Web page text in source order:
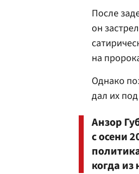
После
он
на
Однако
дал их
Анзор
с осени
когда